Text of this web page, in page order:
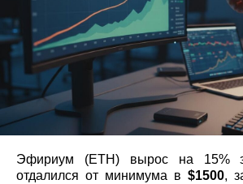
Эфириум (ETH) вырос на 15%
отдалился от минимума в $1500,